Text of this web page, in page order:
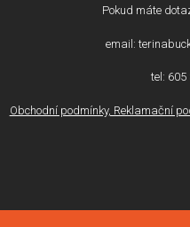
Pokud máte
email:
tel: 605
Obchodní podmínky, Reklamační